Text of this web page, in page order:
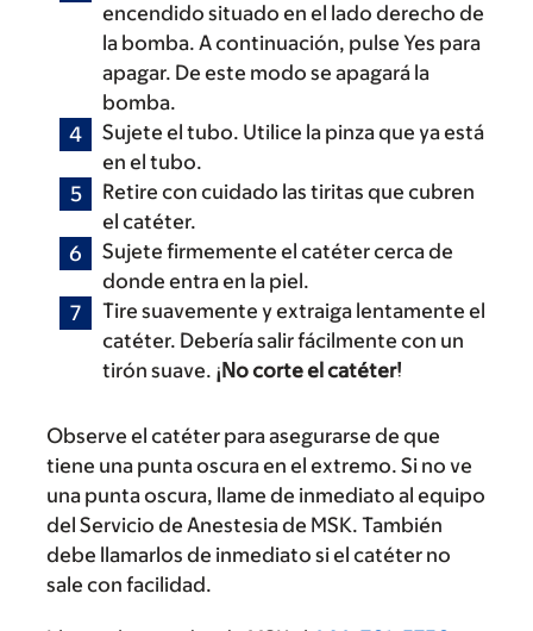
encendido situado en el lado derecho de
la bomba. A continuación, pulse Yes para
apagar. De este modo se apagará la
bomba.
Sujete el tubo. Utilice la pinza que ya está
en el tubo.
Retire con cuidado las tiritas que cubren
el catéter.
Sujete firmemente el catéter cerca de
donde entra en la piel.
Tire suavemente y extraiga lentamente el
catéter. Debería salir fácilmente con un
tirón suave. ¡No corte el catéter!
Observe el catéter para asegurarse de que
tiene una punta oscura en el extremo. Si no ve
una punta oscura, llame de inmediato al equipo
del Servicio de Anestesia de MSK. También
debe llamarlos de inmediato si el catéter no
sale con facilidad.